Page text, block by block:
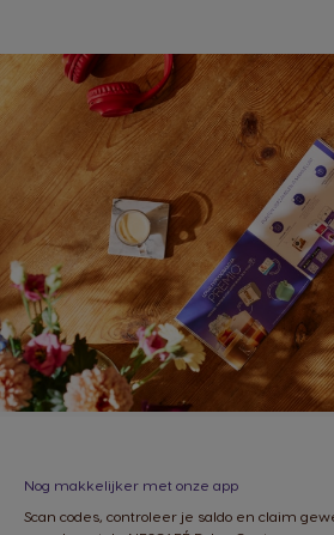
Nog makkelijker met onze app
Scan codes, controleer je saldo en claim